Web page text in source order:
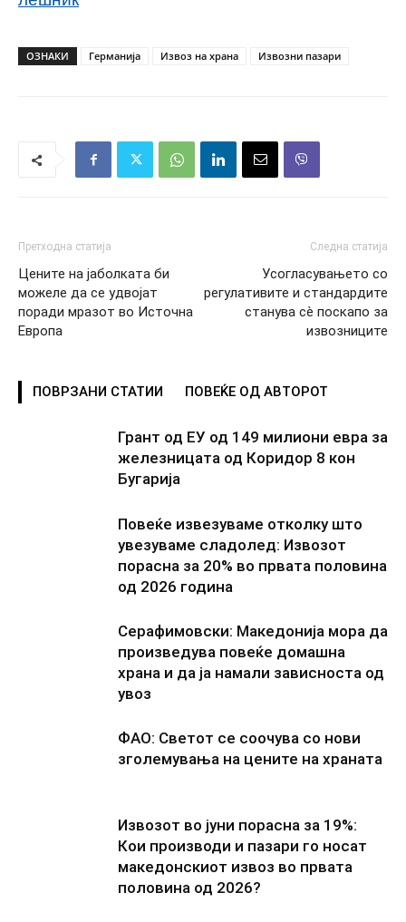
ОЗНАКИ Германија Извоз на храна Извозни пазари
Претходна статија
Цените на јаболката би
можеле да се удвојат
поради мразот во Источна
Европа
Следна статија
Усогласувањето со
регулативите и стандардите
станува сè поскапо за
извозниците
ПОВРЗАНИ СТАТИИ ПОВЕЌЕ ОД АВТОРОТ
Грант од ЕУ од 149 милиони евра за
железницата од Коридор 8 кон
Бугарија
Повеќе извезуваме отколку што
увезуваме сладолед: Извозот
порасна за 20% во првата половина
од 2026 година
Серафимовски: Македонија мора да
произведува повеќе домашна
храна и да ја намали зависноста од
увоз
ФАО: Светот се соочува со нови
зголемувања на цените на храната
Извозот во јуни порасна за 19%:
Кои производи и пазари го носат
македонскиот извоз во првата
половина од 2026?